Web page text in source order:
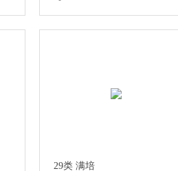
29类 满培